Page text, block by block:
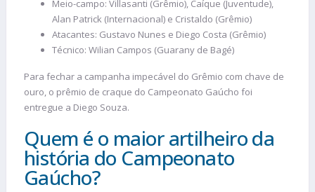
Meio-campo: Villasanti (Grêmio), Caíque (Juventude),
Alan Patrick (Internacional) e Cristaldo (Grêmio)
Atacantes: Gustavo Nunes e Diego Costa (Grêmio)
Técnico: Wilian Campos (Guarany de Bagé)
Para fechar a campanha impecável do Grêmio com chave de
ouro, o prêmio de craque do Campeonato Gaúcho foi
entregue a Diego Souza.
Quem é o maior artilheiro da
história do Campeonato
Gaúcho?